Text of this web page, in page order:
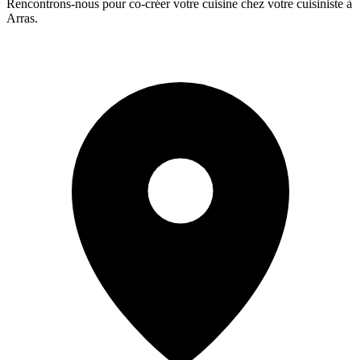
Rencontrons-nous pour co-créer votre cuisine chez votre cuisiniste à
Arras.